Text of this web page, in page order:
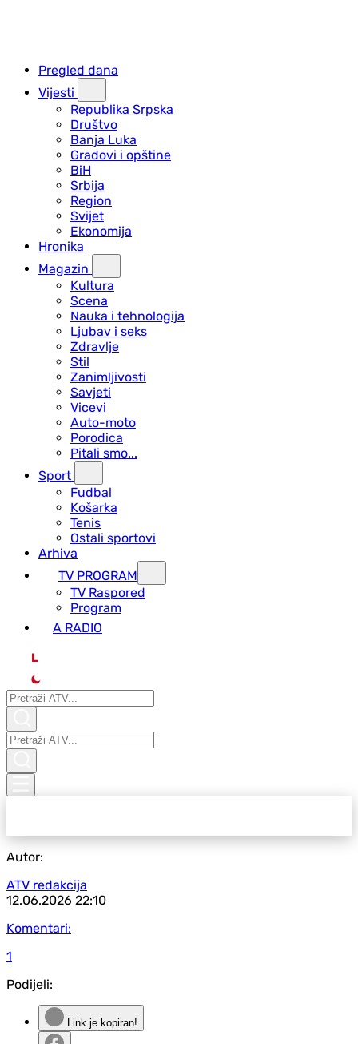
Pregled dana
Vijesti
Republika Srpska
Društvo
Banja Luka
Gradovi i opštine
BiH
Srbija
Region
Svijet
Ekonomija
Hronika
Magazin
Kultura
Scena
Nauka i tehnologija
Ljubav i seks
Zdravlje
Stil
Zanimljivosti
Savjeti
Vicevi
Auto-moto
Porodica
Pitali smo...
Sport
Fudbal
Košarka
Tenis
Ostali sportovi
Arhiva
TV PROGRAM
ТV Raspored
Program
A RADIO
L
Autor:
ATV redakcija
12.06.2026 22:10
Komentari:
1
Podijeli:
Link je kopiran!